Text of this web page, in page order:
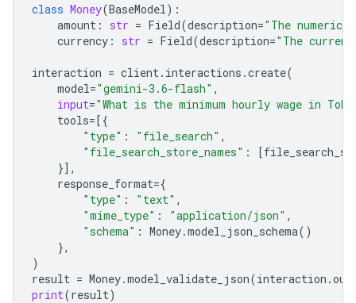
class Money(BaseModel):
amount : str = Field(description="The
currency : str = Field(description="The
interaction = client. interactions .create(
model="gemini-3.6-flash" ,
input="What is the minimum hourly wage in
tools=[{
"type" : "file_search" ,
"file_search_store_names" : [
}],
response_format={
"type" : "text" ,
"mime_type" : "application/json" ,
"schema" : Money.model_json_schema()
},
)
result = Money.model_validate_json(interaction .
print(result)